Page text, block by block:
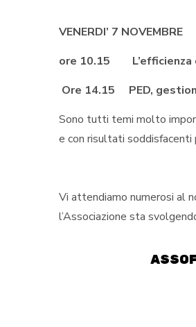
VENERDI’ 7 NOVEMBRE
ore 10.15 L’efficienza
Ore 14.15 PED,
Sono tutti temi molto
e con risultati soddisfacenti
Vi attendiamo numerosi al
l’Associazione sta